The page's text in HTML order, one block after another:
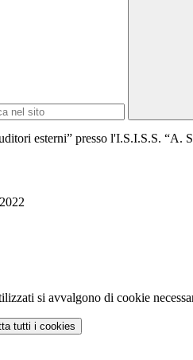
esterni” presso l'I.S.I.S.S. “A.
si avvalgono di cookie
tutti i cookies